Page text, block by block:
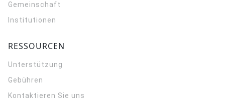
Gemeinschaft
Institutionen
RESSOURCEN
Unterstützung
Gebühren
Kontaktieren Sie uns